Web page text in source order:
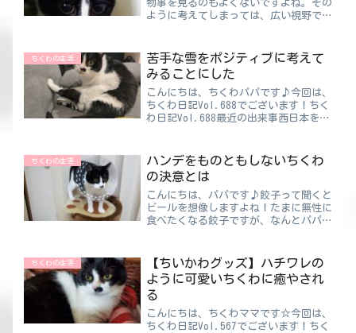
物事を見るのもよくないですよね。その
ように考えてしまっては、広い視野で物
話に入ります 笑ちくわパパいろんな車
を見て回るだけでも楽しい...
ちくわの生活
苦手な雪をポジティブに考えて
みることにした
こんにちは、ちくわパパです♪今回は、
ちくわ日記Vol.688でございます！ちく
わ日記Vol.688最近の出来事西日本を中
す。降ったばかりのふわふわした雪は軽
いんですが、徐...
ちくわの生活
ハンデをものともしないちくわ
の決意とは
こんにちは、パパです♪餃子って聞くと
ビールを想像しますよね！たまに無性に
食べたくなる餃子ですが、なんとパパは
ーラの方が好き（笑）夜ごはんに餃子だ
け食べたい時は、勢いでビ...
ちくわの生活
【ちいかわグッズ】ハチワレの
ように可愛いちくわに癒やされ
る
こんにちは、ちくわママです☆今回は、
ちくわ日記Vol.567でございます！ちく